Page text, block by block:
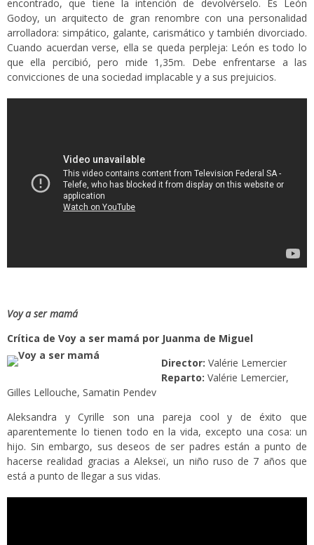
encontrado, que tiene la intención de devolvérselo. Es León
Godoy, un arquitecto de gran renombre con una personalidad
arrolladora: simpático, galante, carismático y también divorciado.
Cuando acuerdan verse, ella se queda perpleja: León es todo lo
que ella percibió, pero mide 1,35m. Debe enfrentarse a las
convicciones de una sociedad implacable y a sus prejuicios.
Voy a ser mamá
Crítica de Voy a ser mamá por Juanma de Miguel
Director: Valérie Lemercier
Reparto: Valérie Lemercier,
Gilles Lellouche, Samatin Pendev
Aleksandra y Cyrille son una pareja cool y de éxito que
aparentemente lo tienen todo en la vida, excepto una cosa: un
hijo. Sin embargo, sus deseos de ser padres están a punto de
hacerse realidad gracias a Alekseï, un niño ruso de 7 años que
está a punto de llegar a sus vidas.